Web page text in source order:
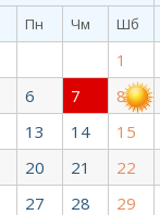
Пн Чм Шб
1
6 7 8
13 14 15
20 21 22
27 28 29